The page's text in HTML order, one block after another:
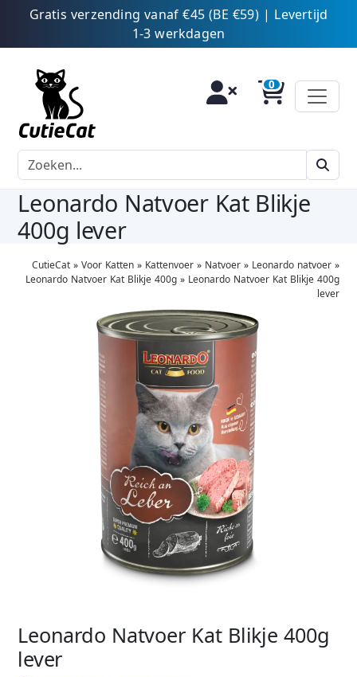
Gratis verzending vanaf €45 (BE €59) | Levertijd
1-3 werkdagen
Leonardo Natvoer Kat Blikje
400g lever
CutieCat» Voor Katten» Kattenvoer» Natvoer» Leonardo natvoer»
Leonardo Natvoer Kat Blikje 400g» Leonardo Natvoer Kat Blikje 400g
lever
Leonardo Natvoer Kat Blikje 400g
lever